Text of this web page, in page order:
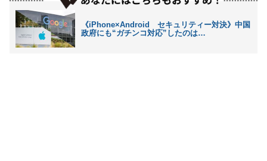
《iPhone×Android セキュリティー対決》中国
政府にも“ガチンコ対応”したのは…